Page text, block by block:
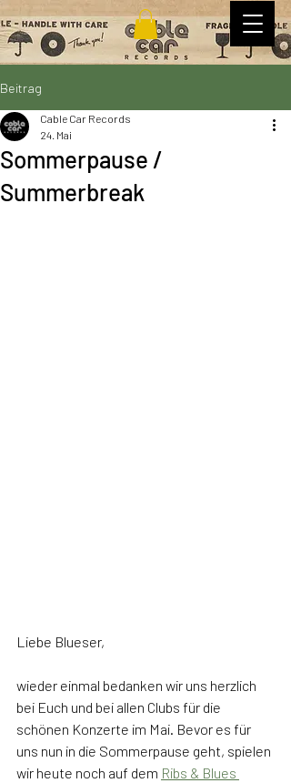
Beitrag
Sommerpause /
Summerbreak
Cable Car Records
24. Mai
Liebe Blueser,
wieder einmal bedanken wir uns herzlich
bei Euch und bei allen Clubs für die
schönen Konzerte im Mai. Bevor es für
uns nun in die Sommerpause geht, spielen
wir heute noch auf dem Ribs & Blues